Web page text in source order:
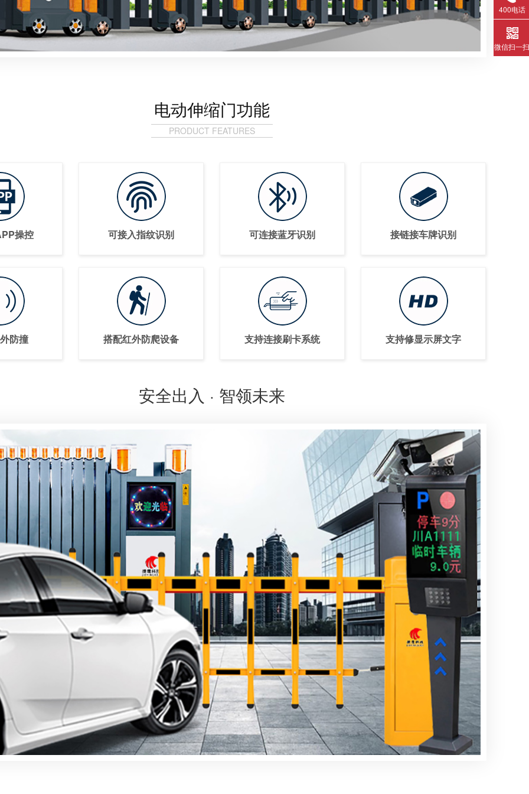
电动伸缩门功能
PRODUCT FEATURES
操控 可接入指纹识别 可连接蓝牙识别 接链接车牌识别
防撞 搭配红外防爬设备 支持连接刷卡系统 支持修显示屏文字
安全出入 · 智领未来
400电话
微信扫一扫